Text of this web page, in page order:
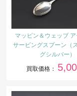
マッピン＆ウェッブ
サービングスプーン（
グシルバー）
買取価格：